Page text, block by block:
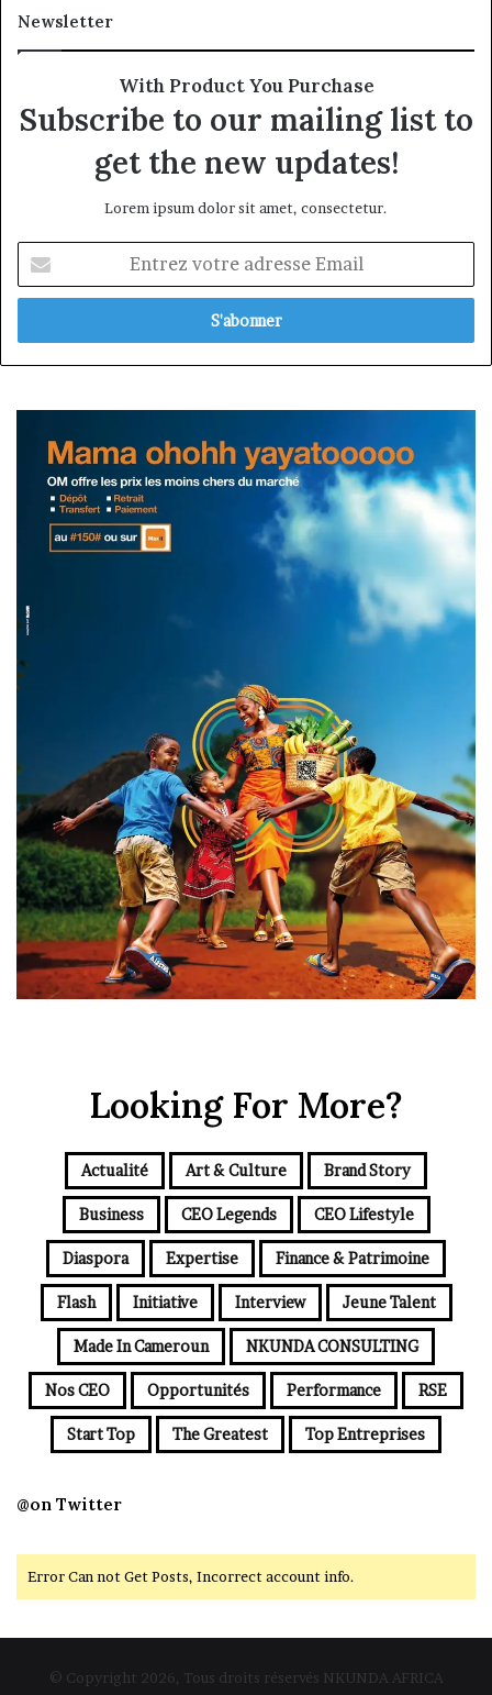
Newsletter
With Product You Purchase
Subscribe to our mailing list to
get the new updates!
Lorem ipsum dolor sit amet, consectetur.
votre
adresse
Looking For More?
Actualité Art & Culture Brand Story
Business CEO Legends CEO Lifestyle
Diaspora Expertise Finance & Patrimoine
Flash Initiative Interview Jeune Talent
Made In Cameroun NKUNDA CONSULTING
Nos CEO Opportunités Performance RSE
Start Top The Greatest Top Entreprises
@on Twitter
Error Can not Get Posts, Incorrect account info.
© Copyright 2026, Tous droits réservés NKUNDA AFRICA